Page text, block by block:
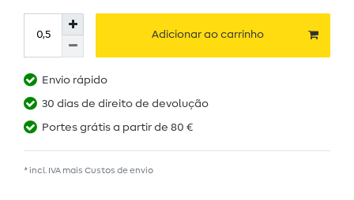
Adicionar ao carrinho
Envio rápido
30 dias de direito de devolução
Portes grátis a partir de 80 €
* incl. IVA mais Custos de envio